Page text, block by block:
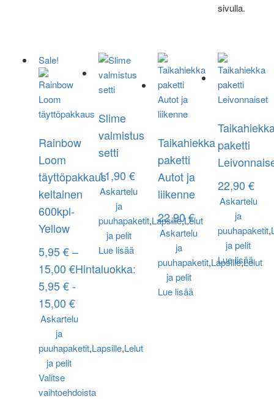
sivulla.
Sale!
Rainbow
Loom
täyttöpakkaus
keltainen
600kpl-
Yellow
5,95€–
15,00 €Hintaluokka:
5,95 € -
15,00 €
Askartelu
ja
puuhapaketit,Lapsille,Lelut
ja pelit
Valitse
vaihtoehdoista
Slime
valmistus
setti
11,90 €
Askartelu
ja
puuhapaketit,Lapsille,Lelut
ja pelit
Lue lisää
Taikahiekka
paketti
Autot ja
liikenne
22,90€
Askartelu
ja
puuhapaketit,Lapsille,Lelut
ja pelit
Lue lisää
paketti
22,90€
Askartelu
ja
puuhapaketit,
ja pelit
Lue lisää